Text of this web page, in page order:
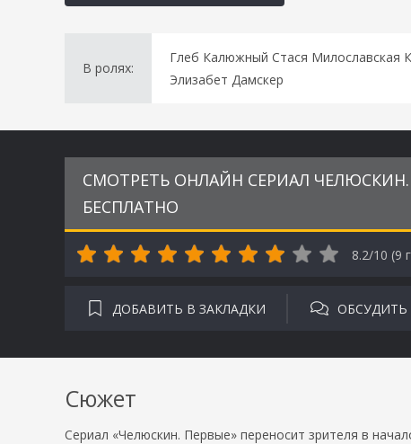
В ролях:
Глеб Калюжный Стася Милославская
Элизабет Дамскер
СМОТРЕТЬ ОНЛАЙН СЕРИАЛ
БЕСПЛАТНО
8.2/10 (9
ДОБАВИТЬ В ЗАКЛАДКИ ОБСУДИТЬ
Сюжет
Сериал «Челюскин. Первые» переносит зрителя в